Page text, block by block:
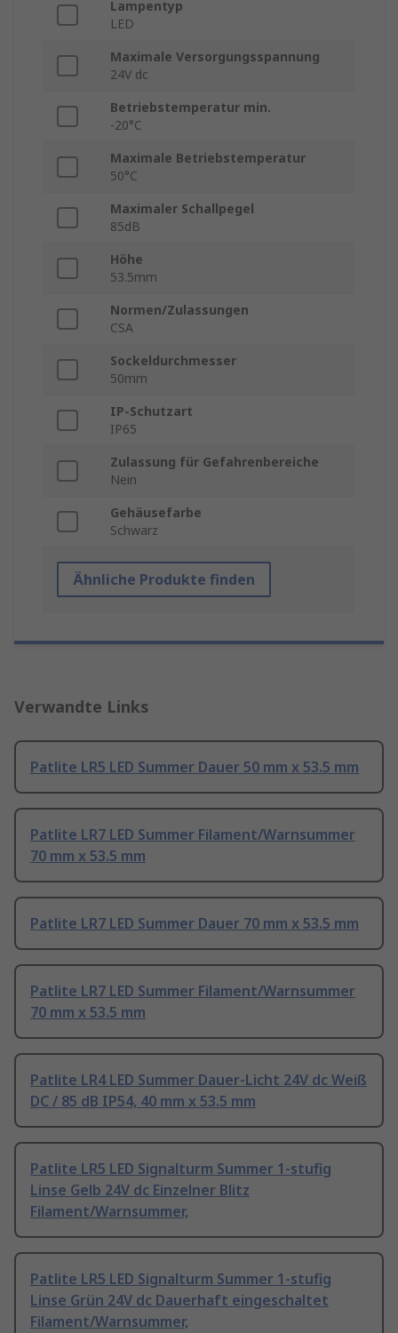
Lampentyp
LED
Maximale Versorgungsspannung
24V dc
Betriebstemperatur min.
-20°C
Maximale Betriebstemperatur
50°C
Maximaler Schallpegel
85dB
Höhe
53.5mm
Normen/Zulassungen
CSA
Sockeldurchmesser
50mm
IP-Schutzart
IP65
Zulassung für Gefahrenbereiche
Nein
Gehäusefarbe
Schwarz
Ähnliche Produkte finden
Verwandte Links
Patlite LR5 LED Summer Dauer 50 mm x 53.5 mm
Patlite LR7 LED Summer Filament/Warnsummer
70 mm x 53.5 mm
Patlite LR7 LED Summer Dauer 70 mm x 53.5 mm
Patlite LR7 LED Summer Filament/Warnsummer
70 mm x 53.5 mm
Patlite LR4 LED Summer Dauer-Licht 24V dc Weiß
DC / 85 dB IP54, 40 mm x 53.5 mm
Patlite LR5 LED Signalturm Summer 1-stufig
Linse Gelb 24V dc Einzelner Blitz
Filament/Warnsummer,
Patlite LR5 LED Signalturm Summer 1-stufig
Linse Grün 24V dc Dauerhaft eingeschaltet
Filament/Warnsummer,